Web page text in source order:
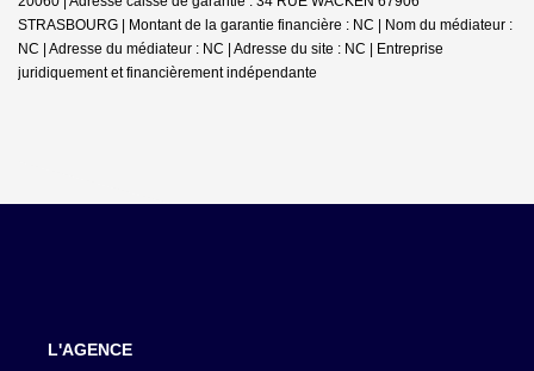
STRASBOURG | Montant de la garantie financière : NC | Nom du médiateur :
NC | Adresse du médiateur : NC | Adresse du site : NC | Entreprise
juridiquement et financièrement indépendante
L'AGENCE